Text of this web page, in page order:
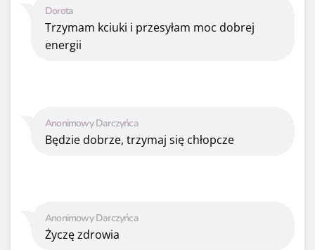
Anonimowy Darczyńca
Życzę zdrowia
Anonimowy Darczyńca
Będzie dobrze, trzymaj się chłopcze
Dorota
Trzymam kciuki i przesyłam moc dobrej
energii